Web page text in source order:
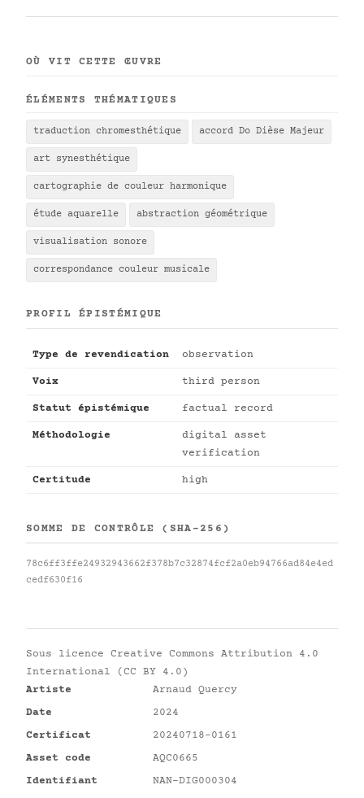
OÙ VIT CETTE ŒUVRE
ÉLÉMENTS THÉMATIQUES
traduction chromesthétique accord Do Dièse Majeur
art synesthétique
cartographie de couleur harmonique
étude aquarelle abstraction géométrique
visualisation sonore
correspondance couleur musicale
PROFIL ÉPISTÉMIQUE
Type de revendication observation
Voix third person
Statut épistémique factual record
Méthodologie
digital asset
verification
Certitude high
SOMME DE CONTRÔLE (SHA-256)
78c6ff3ffe24932943662f378b7c32874fcf2a0eb94766ad84e4ed
cedf630f16
Sous licence Creative Commons Attribution 4.0
International (CC BY 4.0)
Artiste
Arnaud Quercy
Date
2024
Certificat
20240718-0161
Asset code
AQC0665
Identifiant
NAN-DIG000304